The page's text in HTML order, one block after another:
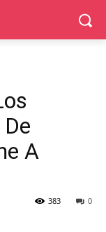
A
0
383